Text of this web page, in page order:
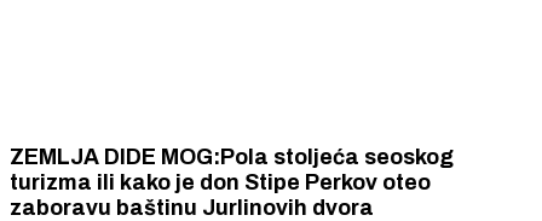
ZEMLJA DIDE MOG:Pola stoljeća seoskog
turizma ili kako je don Stipe Perkov oteo
zaboravu baštinu Jurlinovih dvora